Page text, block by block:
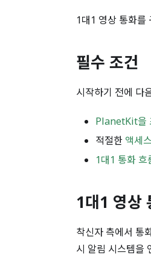
1대1 영상 통화를
필수 조건
시작하기 전에 다
PlanetKit을
적절한 액세
1대1 통화 흐
1대1 영상
착신자 측에서
시 알림 시스템을